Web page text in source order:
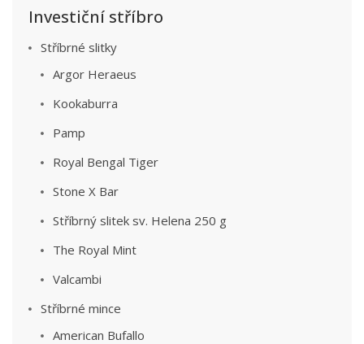
Investiční stříbro
Stříbrné slitky
Argor Heraeus
Kookaburra
Pamp
Royal Bengal Tiger
Stone X Bar
Stříbrný slitek sv. Helena 250 g
The Royal Mint
Valcambi
Stříbrné mince
American Bufallo